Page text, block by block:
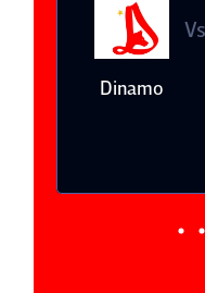
Dinamo
Vs